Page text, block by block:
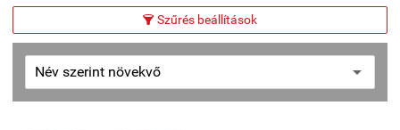
 Szűrés beállítások